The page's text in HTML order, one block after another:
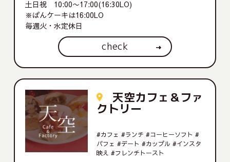
土日祝 10:00〜17:00(16:30LO)
※ぱんケーキは16:00LO
毎週火・水定休日
check
天空カフェ＆ファ
クトリー
#カフェ #ランチ #コーヒーソフト #
パフェ #デート #カップル #インスタ
映え #フレンチトースト